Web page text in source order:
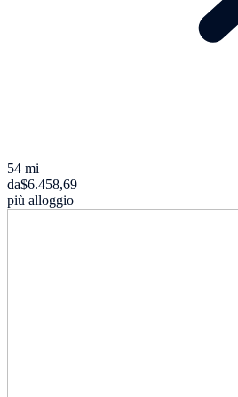
54 mi
da$6.458,69
più alloggio